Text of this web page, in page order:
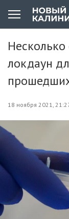
локдаун
18 ноября 2021,